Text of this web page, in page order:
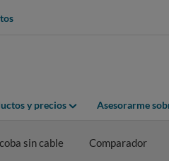
y precios Asesorarme
sin cable Comparador